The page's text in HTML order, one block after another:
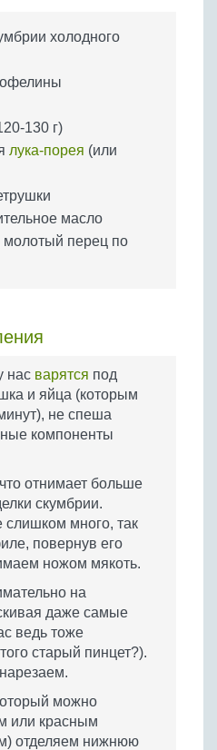
холодного
130 г)
лука-порея (или
масло
молотый перец по
нас варятся под
и яйца (которым
не спеша
компоненты
отнимает больше
скумбрии.
слишком много, так
повернув его
ножом мякоть.
на
даже самые
ведь тоже
старый пинцет?).
можно
или красным
отделяем нижнюю